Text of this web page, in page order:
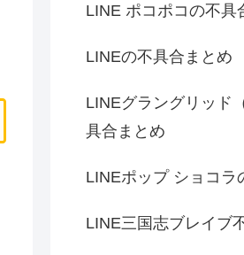
LINE ポコポコの不具
LINEの不具合まとめ
LINEグラングリッド
具合まとめ
LINEポップ ショコラ
LINE三国志ブレイブ